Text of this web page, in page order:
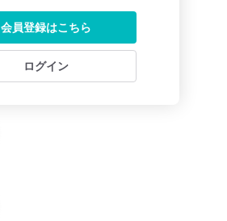
会員登録はこちら
ログイン